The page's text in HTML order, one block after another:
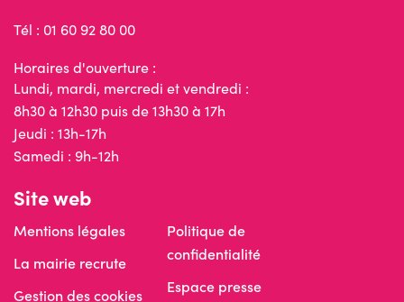
Tél : 01 60 92 80 00
Horaires d'ouverture :
Lundi, mardi, mercredi et vendredi :
8h30 à 12h30 puis de 13h30 à 17h
Jeudi : 13h-17h
Samedi : 9h-12h
Site web
Mentions légales
La mairie recrute
Gestion des cookies
Politique de
confidentialité
Espace presse